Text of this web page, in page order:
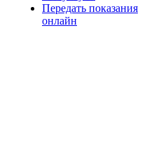
Передать показания
онлайн